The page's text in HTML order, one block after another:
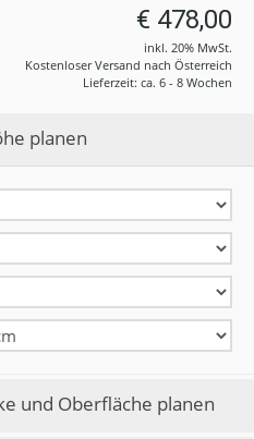
€ 478,00
inkl. 20% MwSt.
Kostenloser Versand nach Österreich
Lieferzeit: ca. 6 - 8 Wochen
planen
und Oberfläche planen